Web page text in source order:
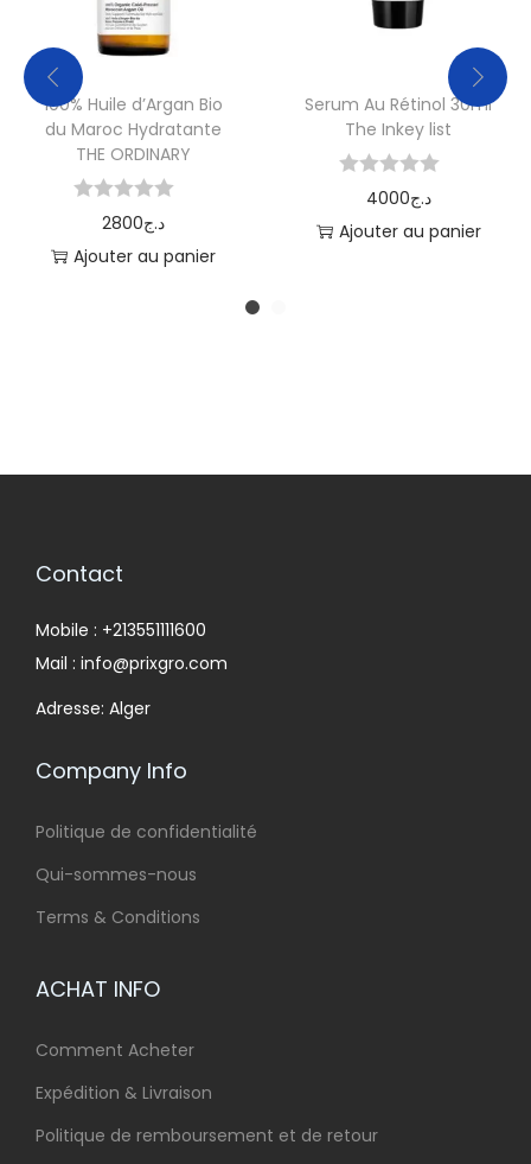
100% Huile d’Argan Bio
du Maroc Hydratante
THE ORDINARY
2800د.ج
Ajouter au panier
Serum Au Rétinol 30ml
The Inkey list
4000د.ج
Ajouter au panier
Contact
Mobile : +213551111600
Mail : info@prixgro.com
Adresse: Alger
Company Info
Politique de confidentialité
Qui-sommes-nous
Terms & Conditions
ACHAT INFO
Comment Acheter
Expédition & Livraison
Politique de remboursement et de retour